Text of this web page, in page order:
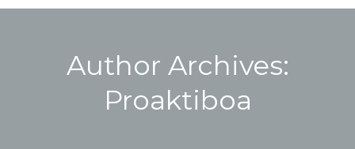
Author Archives:
Proaktiboa